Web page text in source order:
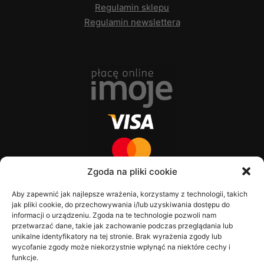
Zgoda na pliki cookie
Aby zapewnić jak najlepsze wrażenia, korzystamy z technologii, takich
jak pliki cookie, do przechowywania i/lub uzyskiwania dostępu do
informacji o urządzeniu. Zgoda na te technologie pozwoli nam
przetwarzać dane, takie jak zachowanie podczas przeglądania lub
unikalne identyfikatory na tej stronie. Brak wyrażenia zgody lub
wycofanie zgody może niekorzystnie wpłynąć na niektóre cechy i
funkcje.
Regulamin sklepu
Regulamin newslettera